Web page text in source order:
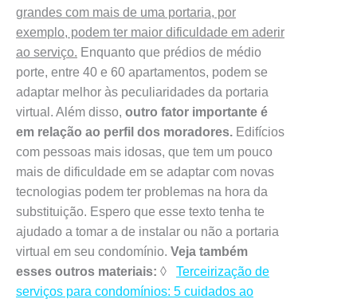
grandes com mais de uma portaria, por
exemplo, podem ter maior dificuldade em aderir
ao serviço. Enquanto que prédios de médio
porte, entre 40 e 60 apartamentos, podem se
adaptar melhor às peculiaridades da portaria
virtual. Além disso, outro fator importante é
em relação ao perfil dos moradores. Edifícios
com pessoas mais idosas, que tem um pouco
mais de dificuldade em se adaptar com novas
tecnologias podem ter problemas na hora da
substituição. Espero que esse texto tenha te
ajudado a tomar a de instalar ou não a portaria
virtual em seu condomínio. Veja também
esses outros materiais: ◊ Terceirização de
serviços para condomínios: 5 cuidados ao